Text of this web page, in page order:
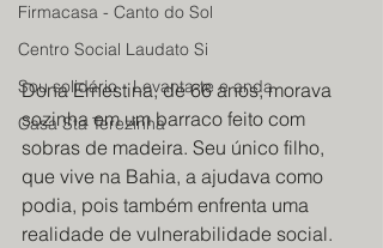
Firmacasa - Canto do Sol
Centro Social Laudato Si
Sou solidário - Levanta-te e anda
Casa Sta Terezinha
Dona Ernestina, de 66 anos, morava
sozinha em um barraco feito com
sobras de madeira. Seu único filho,
que vive na Bahia, a ajudava como
podia, pois também enfrenta uma
realidade de vulnerabilidade social.